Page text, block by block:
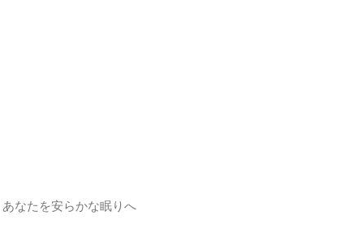
なたを安らかな眠りへ